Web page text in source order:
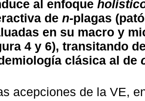
al enfoque
de n-plagas
en su macro y
4 y 6), transitando
clásica al de
acepciones de la VE,